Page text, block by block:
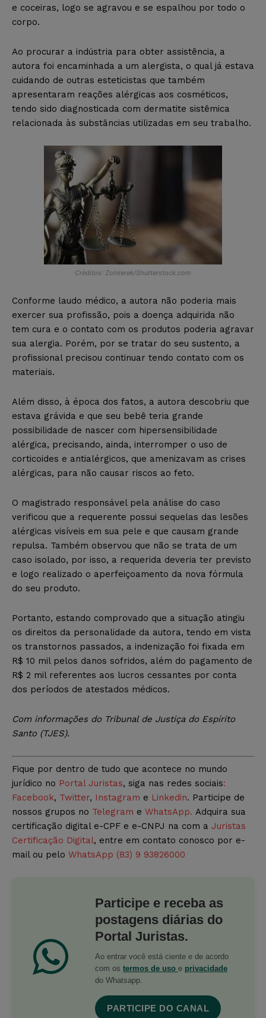
e coceiras, logo se agravou e se espalhou por todo o
corpo.
Ao procurar a indústria para obter assistência, a
autora foi encaminhada a um alergista, o qual já estava
cuidando de outras esteticistas que também
apresentaram reações alérgicas aos cosméticos,
tendo sido diagnosticada com dermatite sistêmica
relacionada às substâncias utilizadas em seu trabalho.
Créditos: Zolnierek/Shutterstock.com
Conforme laudo médico, a autora não poderia mais
exercer sua profissão, pois a doença adquirida não
tem cura e o contato com os produtos poderia agravar
sua alergia. Porém, por se tratar do seu sustento, a
profissional precisou continuar tendo contato com os
materiais.
Além disso, à época dos fatos, a autora descobriu que
estava grávida e que seu bebê teria grande
possibilidade de nascer com hipersensibilidade
alérgica, precisando, ainda, interromper o uso de
corticoides e antialérgicos, que amenizavam as crises
alérgicas, para não causar riscos ao feto.
O magistrado responsável pela análise do caso
verificou que a requerente possui sequelas das lesões
alérgicas visíveis em sua pele e que causam grande
repulsa. Também observou que não se trata de um
caso isolado, por isso, a requerida deveria ter previsto
e logo realizado o aperfeiçoamento da nova fórmula
do seu produto.
Portanto, estando comprovado que a situação atingiu
os direitos da personalidade da autora, tendo em vista
os transtornos passados, a indenização foi fixada em
R$ 10 mil pelos danos sofridos, além do pagamento de
R$ 2 mil referentes aos lucros cessantes por conta
dos períodos de atestados médicos.
Com informações do Tribunal de Justiça do Espírito
Santo (TJES).
Fique por dentro de tudo que acontece no mundo
jurídico no Portal Juristas, siga nas redes sociais:
Facebook, Twitter, Instagram e Linkedin. Participe de
nossos grupos no Telegram e WhatsApp. Adquira sua
certificação digital e-CPF e e-CNPJ na com a Juristas
Certificação Digital, entre em contato conosco por e-
mail ou pelo WhatsApp (83) 9 93826000
Participe e receba as
postagens diárias do
Portal Juristas.
Ao entrar você está ciente e de acordo
com os termos de uso e privacidade
do Whatsapp.
PARTICIPE DO CANAL